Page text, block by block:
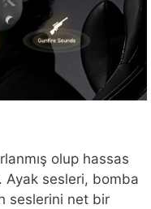
olup hassas
Ayak sesleri, bomba
seslerini net bir